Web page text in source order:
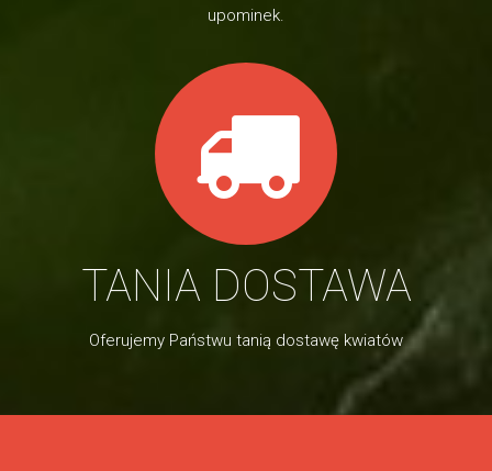
upominek.
TANIA DOSTAWA
Oferujemy Państwu tanią dostawę kwiatów